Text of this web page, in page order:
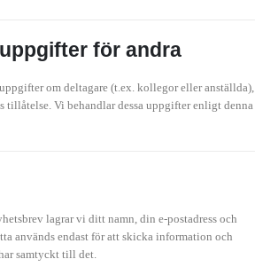
för andra
om deltagare (t.ex. kollegor eller anställda),
tillåtelse. Vi behandlar dessa uppgifter enligt denna
lagrar vi ditt namn, din e-postadress och
används endast för att skicka information och
samtyckt till det.